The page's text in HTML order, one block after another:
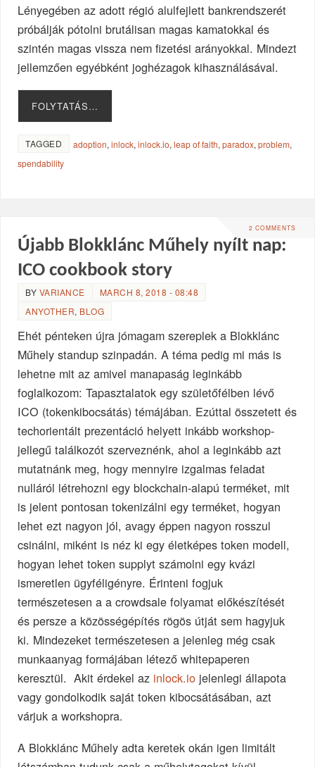
Lényegében az adott régió alulfejlett bankrendszerét
próbálják pótolni brutálisan magas kamatokkal és
szintén magas vissza nem fizetési arányokkal. Mindezt
jellemzően egyébként joghézagok kihasználásával.
FOLYTATÁS…
TAGGED adoption,inlock,inlock.io,leap of faith,paradox,problem,
spendability
2 COMMENTS
Újabb Blokklánc Műhely nyílt nap:
ICO cookbook story
BY VARIANCE
MARCH 8, 2018 - 08:48
ANYOTHER, BLOG
Ehét pénteken újra jómagam szereplek a Blokklánc
Műhely standup szinpadán. A téma pedig mi más is
lehetne mit az amivel manapaság leginkább
foglalkozom: Tapasztalatok egy születőfélben lévő
ICO (tokenkibocsátás) témájában. Ezúttal összetett és
techorientált prezentáció helyett inkább workshop-
jellegű találkozót szerveznénk, ahol a leginkább azt
mutatnánk meg, hogy mennyire izgalmas feladat
nulláról létrehozni egy blockchain-alapú terméket, mit
is jelent pontosan tokenizálni egy terméket, hogyan
lehet ezt nagyon jól, avagy éppen nagyon rosszul
csinálni, miként is néz ki egy életképes token modell,
hogyan lehet token supplyt számolni egy kvázi
ismeretlen ügyféligényre. Érinteni fogjuk
természetesen a a crowdsale folyamat előkészítését
és persze a közösségépítés rögös útját sem hagyjuk
ki. Mindezeket természetesen a jelenleg még csak
munkaanyag formájában létező whitepaperen
keresztül. Akit érdekel az inlock.io jelenlegi állapota
vagy gondolkodik saját token kibocsátásában, azt
várjuk a workshopra.
A Blokklánc Műhely adta keretek okán igen limitált